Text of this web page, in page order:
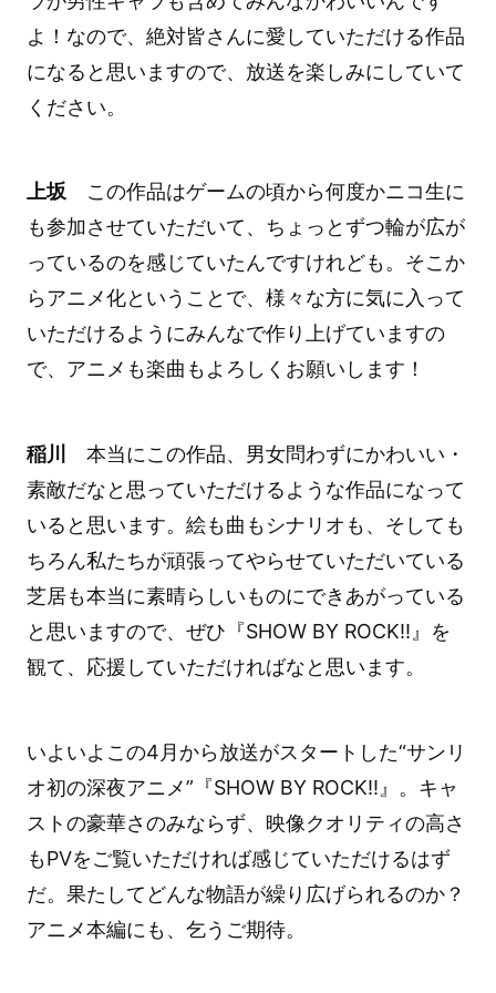
よ！なので、絶対皆さんに愛していただける作品
になると思いますので、放送を楽しみにしていて
ください。
上坂この作品はゲームの頃から何度かニコ生に
も参加させていただいて、ちょっとずつ輪が広が
っているのを感じていたんですけれども。そこか
らアニメ化ということで、様々な方に気に入って
いただけるようにみんなで作り上げていますの
で、アニメも楽曲もよろしくお願いします！
稲川 本当にこの作品、男女問わずにかわいい・
素敵だなと思っていただけるような作品になって
いると思います。絵も曲もシナリオも、そしても
ちろん私たちが頑張ってやらせていただいている
芝居も本当に素晴らしいものにできあがっている
と思いますので、ぜひ『SHOW BY ROCK!!』を
観て、応援していただければなと思います。
いよいよこの4月から放送がスタートした“サンリ
オ初の深夜アニメ”『SHOW BY ROCK!!』。キャ
ストの豪華さのみならず、映像クオリティの高さ
もPVをご覧いただければ感じていただけるはず
だ。果たしてどんな物語が繰り広げられるのか？
アニメ本編にも、乞うご期待。